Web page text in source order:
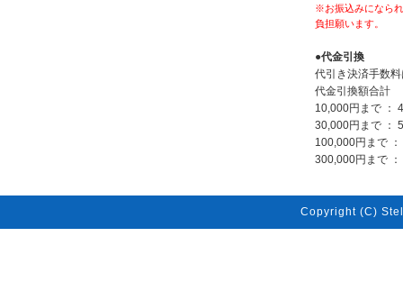
※お振込みになら
負担願います。
●代金引換
代引き決済手数
代金引換額合計
10,000円まで ：
30,000円まで ：
100,000円まで
300,000円まで
Copyright (C)